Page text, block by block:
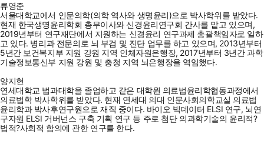
류영준
서울대학교에서 인문의학(의학 역사와 생명윤리)으로 박사학위를 받았다.
현재 한국생명윤리학회 총무이사와 신경윤리연구회 간사를 맡고 있으며,
2019년부터 연구재단에서 지원하는 신경윤리 연구과제 총괄책임자로 일하
고 있다. 병리과 전문의로 뇌 부검 및 진단 업무를 하고 있으며, 2013년부터
5년간 보건복지부 지원 강원 지역 인체자원은행장, 2017년부터 3년간 과학
기술정보통신부 지원 강원 및 충청 지역 뇌은행장을 역임했다.
양지현
연세대학교 법과대학을 졸업하고 같은 대학원 의료법윤리학협동과정에서
의료법학 박사학위를 받았다. 현재 연세대 의대 인문사회의학교실 의료법
윤리학과 박사후연구원으로 재직 중이다. 바이오 빅데이터 ELSI 연구, 뇌연
구자원 ELSI 거버넌스 구축 기획 연구 등 주로 첨단 의과학기술의 윤리적?
법적?사회적 함의에 관한 연구를 한다.